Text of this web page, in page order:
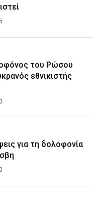
του Ρώσου
εθνικιστής
για τη δολοφονία